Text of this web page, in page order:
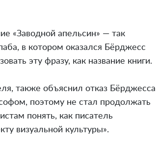
«Заводной апельсин» — так
в котором оказался Бёрджесс
эту фразу, как название книги.
также объяснил отказ Бёрджесса
поэтому не стал продолжать
понять, как писатель
визуальной культуры».